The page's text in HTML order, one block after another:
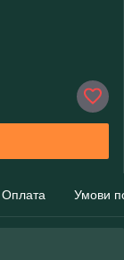
Оплата Умови